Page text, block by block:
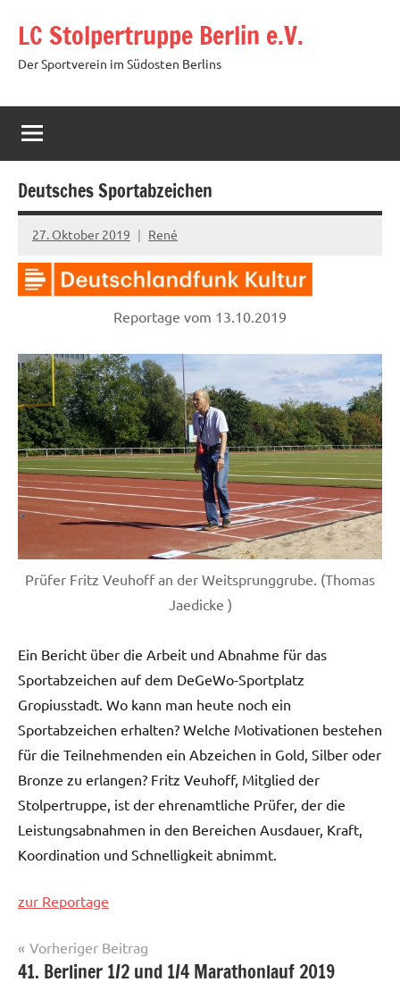
Inhalt
springen
LC Stolpertruppe Berlin e.V.
Der Sportverein im Südosten Berlins
Deutsches Sportabzeichen
27. Oktober 2019 René
Reportage vom 13.10.2019
Prüfer Fritz Veuhoff an der Weitsprunggrube. (Thomas
Jaedicke )
Ein Bericht über die Arbeit und Abnahme für das
Sportabzeichen auf dem DeGeWo-Sportplatz
Gropiusstadt. Wo kann man heute noch ein
Sportabzeichen erhalten? Welche Motivationen bestehen
für die Teilnehmenden ein Abzeichen in Gold, Silber oder
Bronze zu erlangen? Fritz Veuhoff, Mitglied der
Stolpertruppe, ist der ehrenamtliche Prüfer, der die
Leistungsabnahmen in den Bereichen Ausdauer, Kraft,
Koordination und Schnelligkeit abnimmt.
zur Reportage
Beitragsnavigation
Vorheriger Beitrag
41. Berliner 1/2 und 1/4 Marathonlauf 2019